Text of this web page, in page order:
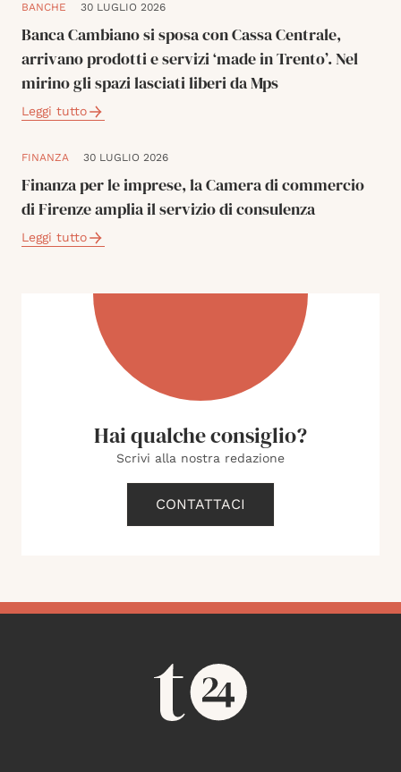
BANCHE 30 LUGLIO 2026
Banca Cambiano si sposa con Cassa Centrale,
arrivano prodotti e servizi ‘made in Trento’. Nel
mirino gli spazi lasciati liberi da Mps
Leggi tutto
FINANZA 30 LUGLIO 2026
Finanza per le imprese, la Camera di commercio
di Firenze amplia il servizio di consulenza
Leggi tutto
Hai qualche consiglio?
Scrivi alla nostra redazione
CONTATTACI